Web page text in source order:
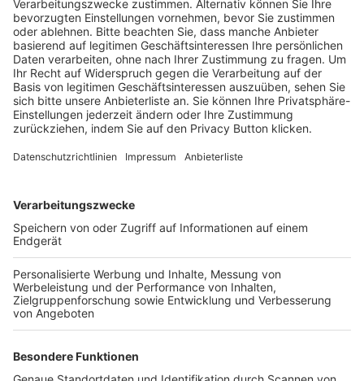
Schulungsangebot Vereinsmitarbeiter
BFV-Geschäftsstellen
Trainerbörse
Login SpielPlus
FOLGE DEM BFV
TOP-VEREINE
TOP-PARTNER